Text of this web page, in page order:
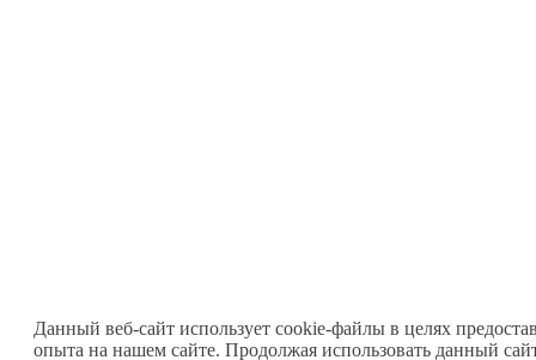
Данный веб-сайт использует cookie-файлы в целях
опыта на нашем сайте. Продолжая использовать данный